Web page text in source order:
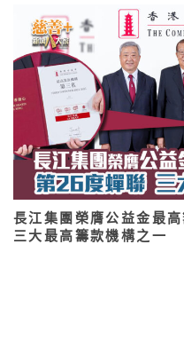
長江集團榮膺公益金最
三大最高籌款機構之一